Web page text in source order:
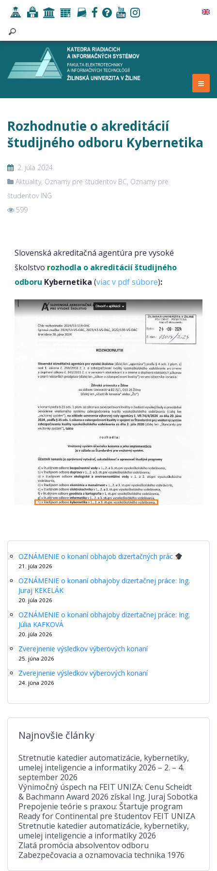
Rozhodnutie o akreditácií
študijného odboru Kybernetika
2. júla 2024
Aktuality, Oznamy pre študentov BC, Oznamy pre
študentov ING
599
Slovenská akreditačná agentúra pre vysoké
školstvo rozhodla o akreditácií študijného
odboru Kybernetika (viac v pdf súbore):
OZNÁMENIE o konaní obhajob dizertačných prác
21. júla 2026
OZNÁMENIE o konaní obhajoby dizertačnej práce: Ing.
Juraj KEKELÁK
20. júla 2026
OZNÁMENIE o konaní obhajoby dizertačnej práce: Ing.
Júlia KAFKOVÁ
20. júla 2026
Zverejnenie výsledkov výberových konaní
25. júna 2026
Zverejnenie výsledkov výberových konaní
24. júna 2026
Najnovšie články
Stretnutie katedier automatizácie, kybernetiky,
umelej inteligencie a informatiky 2026 – 2. – 4.
september 2026
Výnimočný úspech na FEIT UNIZA: Cenu Scheidt
& Bachmann Award 2026 získal Ing. Juraj Sobotka
Prepojenie teórie s praxou: Štartuje program
Ready for Continental pre študentov FEIT UNIZA
Stretnutie katedier automatizácie, kybernetiky,
umelej inteligencie a informatiky 2026
Zlatá promócia absolventov odboru
Zabezpečovacia a oznamovacia technika 1976